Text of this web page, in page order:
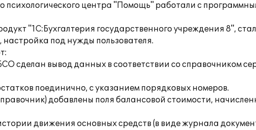
психологического центра "Помощь" работали с
"1С:Бухгалтерия государственного учреждения 8",
под нужды пользователя.
сделан вывод данных в соответствии со справочником
поединично, с указанием порядковых номеров.
добавлены поля балансовой стоимости,
движения основных средств (в виде журнала